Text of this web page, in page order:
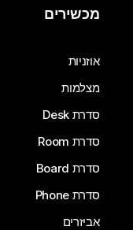
מכשירים
אוזניות
מצלמות
סדרת Desk
סדרת Room
סדרת Board
סדרת Phone
אביזרים